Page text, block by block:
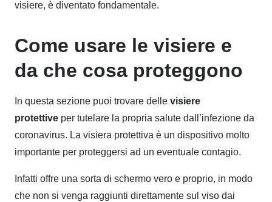
visiere, è diventato fondamentale.
Come usare le visiere e
da che cosa proteggono
In questa sezione puoi trovare delle visiere
protettive per tutelare la propria salute dall’infezione da
coronavirus. La visiera protettiva è un dispositivo molto
importante per proteggersi ad un eventuale contagio.
Infatti offre una sorta di schermo vero e proprio, in modo
che non si venga raggiunti direttamente sul viso dai